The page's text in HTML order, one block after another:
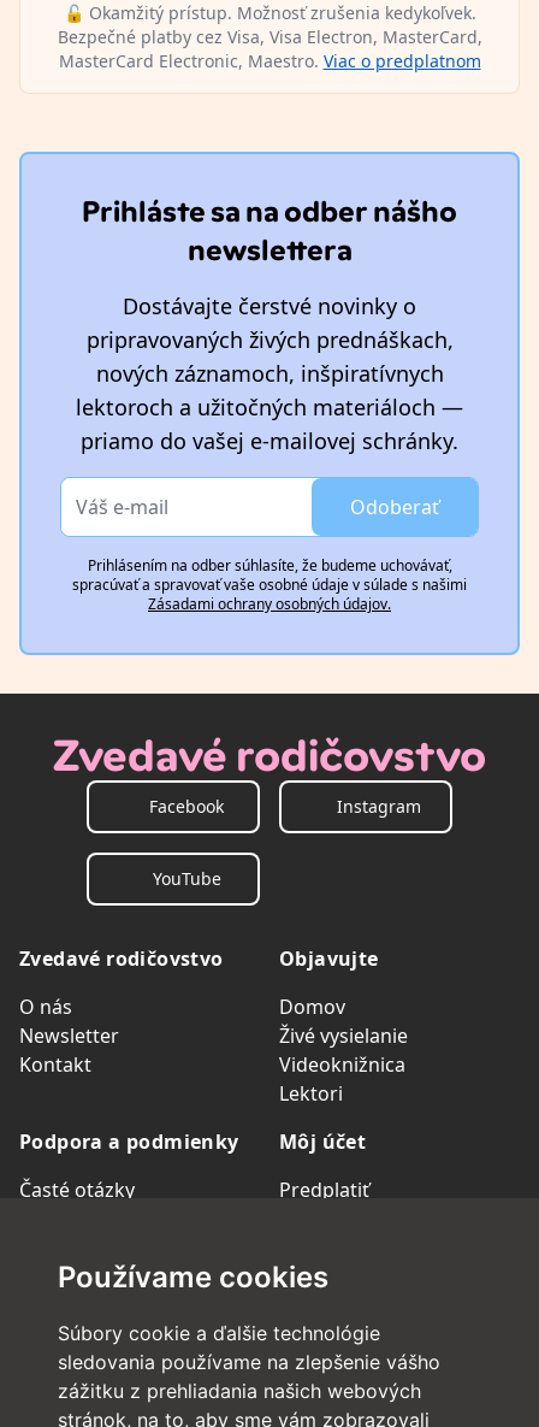
Používame cookies
Súbory cookie a ďalšie technológie
sledovania používame na zlepšenie vášho
zážitku z prehliadania našich webových
stránok, na to, aby sme vám zobrazovali
🔓 Okamžitý prístup. Možnosť zrušenia kedykoľvek.
Bezpečné platby cez Visa, Visa Electron, MasterCard,
MasterCard Electronic, Maestro. Viac o predplatnom
Prihláste sa na odber nášho
newslettera
Dostávajte čerstvé novinky o
pripravovaných živých prednáškach,
nových záznamoch, inšpiratívnych
lektoroch a užitočných materiáloch —
priamo do vašej e-mailovej schránky.
Odoberať
Prihlásením na odber súhlasíte, že budeme uchovávať,
spracúvať a spravovať vaše osobné údaje v súlade s našimi
Zásadami ochrany osobných údajov.
Zvedavé rodičovstvo
Facebook Instagram
YouTube
Zvedavé rodičovstvo
O nás
Newsletter
Kontakt
Objavujte
Domov
Živé vysielanie
Videoknižnica
Lektori
Podpora a podmienky
Časté otázky
Ochrana osobných údajov
Garancia vrátenia peňazí
Nastavenia cookies
Môj účet
Predplatiť
Spravovať účet
Zvedavé rodičovstvo